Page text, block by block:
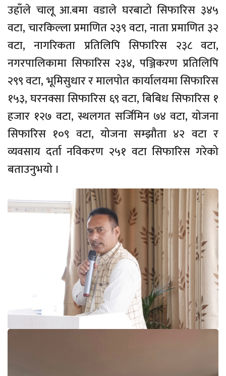
उहाँले चालू आ.बमा वडाले घरबाटो सिफारिस ३४५
वटा, चारकिल्ला प्रमाणित २३९ वटा, नाता प्रमाणित ३२
वटा, नागरिकता प्रतिलिपि सिफारिस २३८ वटा,
नगरपालिकामा सिफारिस २३४, पञ्जिकरण प्रतिलिपि
२९९ वटा, भूमिसुधार र मालपोत कार्यालयमा सिफारिस
१५३, घरनक्सा सिफारिस ६९ वटा, बिबिध सिफारिस १
हजार १२७ वटा, स्थलगत सर्जिमिन ७४ वटा, योजना
सिफारिस १०९ वटा, योजना सम्झौता ४२ वटा र
व्यवसाय दर्ता नविकरण २५१ वटा सिफारिस गरेको
बताउनुभयो ।